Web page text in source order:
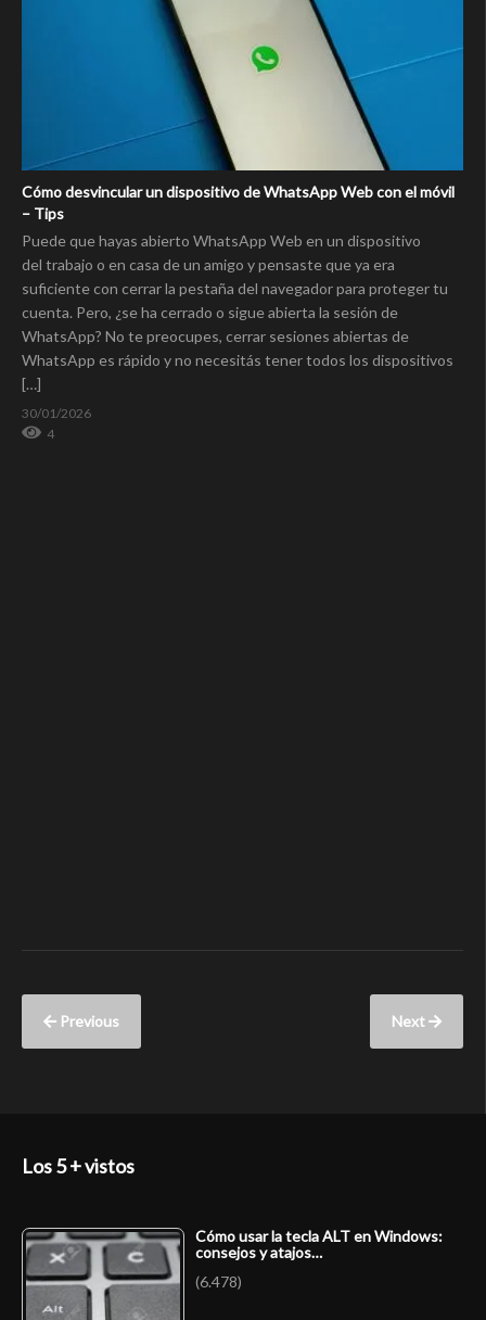
Cómo desvincular un dispositivo de WhatsApp Web con el móvil
– Tips
Puede que hayas abierto WhatsApp Web en un dispositivo
del trabajo o en casa de un amigo y pensaste que ya era
suficiente con cerrar la pestaña del navegador para proteger tu
cuenta. Pero, ¿se ha cerrado o sigue abierta la sesión de
WhatsApp? No te preocupes, cerrar sesiones abiertas de
WhatsApp es rápido y no necesitás tener todos los dispositivos
[…]
30/01/2026
4
Previous Next
Los 5 + vistos
Cómo usar la tecla ALT en Windows:
consejos y atajos…
(6.478)